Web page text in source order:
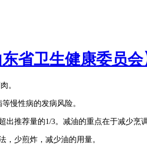
省卫生健康委员会
。
慢性病的发病风险。
推荐量的1/3。减油的重点在于减少烹调
少煎炸，减少油的用量。